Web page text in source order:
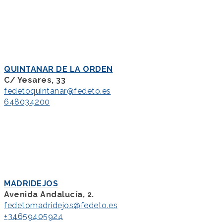
QUINTANAR DE LA ORDEN
C/ Yesares, 33
fedetoquintanar@fedeto.es
648034200
MADRIDEJOS
Avenida Andalucía, 2.
fedetomadridejos@fedeto.es
+34659405924